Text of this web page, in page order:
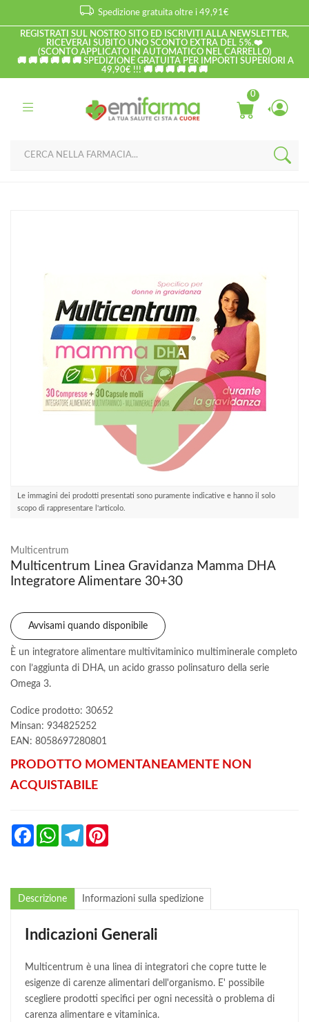
Spedizione gratuita oltre i 49,91€
REGISTRATI SUL NOSTRO SITO ED ISCRIVITI ALLA NEWSLETTER,
RICEVERAI SUBITO UNO SCONTO EXTRA DEL 5%.❤️
(SCONTO APPLICATO IN AUTOMATICO NEL CARRELLO)
🚚 🚚 🚚 🚚 🚚 🚚 SPEDIZIONE GRATUITA PER IMPORTI SUPERIORI A
49,90€ !!! 🚚 🚚 🚚 🚚 🚚 🚚
0
Le immagini dei prodotti presentati sono puramente indicative e hanno il solo
scopo di rappresentare l'articolo.
Multicentrum
Multicentrum Linea Gravidanza Mamma DHA
Integratore Alimentare 30+30
Avvisami quando disponibile
È un integratore alimentare multivitaminico multiminerale completo
con l’aggiunta di DHA, un acido grasso polinsaturo della serie
Omega 3.
Codice prodotto: 30652
Minsan: 934825252
EAN: 8058697280801
PRODOTTO MOMENTANEAMENTE NON
ACQUISTABILE
FacebookWhatsAppTelegram
Descrizione Informazioni sulla spedizione
Indicazioni Generali
Multicentrum è una linea di integratori che copre tutte le
esigenze di carenze alimentari dell'organismo. E' possibile
scegliere prodotti specifici per ogni necessità o problema di
carenza alimentare e vitaminica.